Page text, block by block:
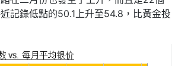
記錄低點的50.1上升至54.8，比黃金投